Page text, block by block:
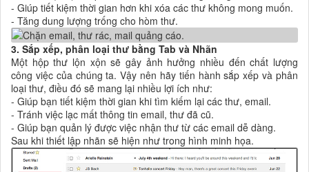
- Giúp tiết kiệm thời gian hơn khi xóa các thư không mong muốn.
- Tăng dung lượng trống cho hòm thư.
3. Sắp xếp, phân loại thư bằng Tab và Nhãn
Một hộp thư lộn xộn sẽ gây ảnh hưởng nhiều đến chất lượng
công việc của chúng ta. Vậy nên hãy tiến hành sắp xếp và phân
loại thư, điều đó sẽ mang lại nhiều lợi ích như:
- Giúp bạn tiết kiệm thời gian khi tìm kiếm lại các thư, email.
- Tránh việc lạc mất thông tin email, thư đã cũ.
- Giúp bạn quản lý được việc nhận thư từ các email dễ dàng.
Sau khi thiết lập nhãn sẽ hiện như trong hình minh họa.